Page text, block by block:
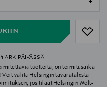
4 ARKIPÄIVÄSSÄ
tuotteita, on toimitusaika
Voit valita Helsingin tavaratalosta
jos tilaat Helsingin Wolt-